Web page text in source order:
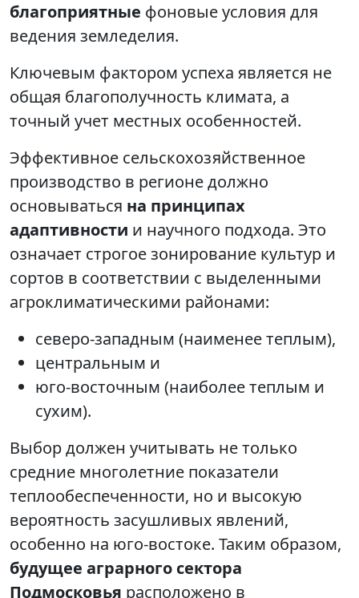
благоприятные фоновые условия для
ведения земледелия.
Ключевым фактором успеха является не
общая благополучность климата, а
точный учет местных особенностей.
Эффективное сельскохозяйственное
производство в регионе должно
основываться на принципах
адаптивности и научного подхода. Это
означает строгое зонирование культур и
сортов в соответствии с выделенными
агроклиматическими районами:
северо-западным (наименее теплым),
центральным и
юго-восточным (наиболее теплым и
сухим).
Выбор должен учитывать не только
средние многолетние показатели
теплообеспеченности, но и высокую
вероятность засушливых явлений,
особенно на юго-востоке. Таким образом,
будущее аграрного сектора
Подмосковья расположено в